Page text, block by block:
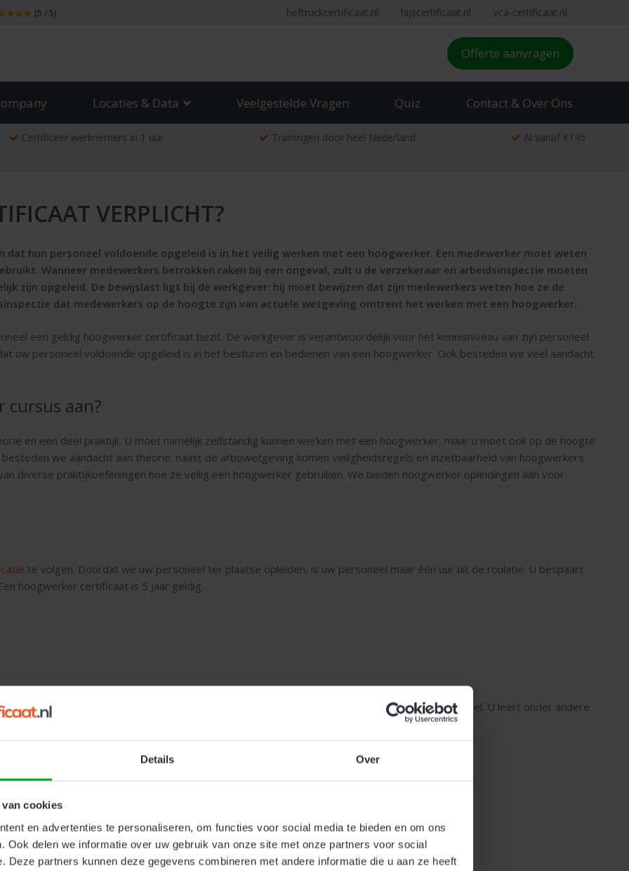
Details Over
van cookies
en advertenties te personaliseren, om functies voor social media te bieden en om ons
Ook delen we informatie over uw gebruik van onze site met onze partners voor social
Deze partners kunnen deze gegevens combineren met andere informatie die u aan ze heeft
(5 / 5) heftruckcertificaat.nl hijscertificaat.nl vca-certificaat.nl
Offerte aanvragen
Locaties & Data Veelgestelde Vragen Quiz Contact & Over Ons
Certificeer werknemers in 1 uur Trainingen door heel Nederland Al vanaf €145
VERPLICHT?
hun personeel voldoende opgeleid is in het veilig werken met een hoogwerker. Een medewerker moet weten
Wanneer medewerkers betrokken raken bij een ongeval, zult u de verzekeraar en arbeidsinspectie moeten
zijn opgeleid. De bewijslast ligt bij de werkgever: hij moet bewijzen dat zijn medewerkers weten hoe ze de
dat medewerkers op de hoogte zijn van actuele wetgeving omtrent het werken met een hoogwerker.
een geldig hoogwerker certificaat bezit. De werkgever is verantwoordelijk voor het kennisniveau van zijn personeel.
uw personeel voldoende opgeleid is in het besturen en bedienen van een hoogwerker. Ook besteden we veel aandacht
cursus aan?
en een deel praktijk. U moet namelijk zelfstandig kunnen werken met een hoogwerker, maar u moet ook op de hoogte
we aandacht aan theorie: naast de arbowetgeving komen veiligheidsregels en inzetbaarheid van hoogwerkers
diverse praktijkoefeningen hoe ze veilig een hoogwerker gebruiken. We bieden hoogwerker opleidingen aan voor
te volgen. Doordat we uw personeel ter plaatse opleiden, is uw personeel maar één uur uit de roulatie. U bespaart
hoogwerker certificaat is 5 jaar geldig.
een hoogwerker. Dit leert u tijdens het theoriegedeelte, maar ook tijdens het praktijkonderdeel. U leert onder andere
ondergrond. 5 graden is de grens.
6 of hoger.
mag worden. Uiteraard moet deze last ook verdeeld worden over de werkbak.
certificaat? Neem contact op met Hoogwerker-certificaat.nl: